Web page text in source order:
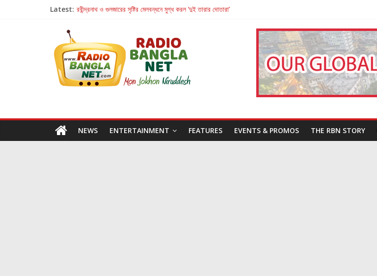
Latest: রবীন্দ্রনাথ ও গুলজারের সৃষ্টির মেলবন্ধনে মুগ্ধ করল ‘দুই তারার দোতারা’
Retribution: A Thought-Provoking Short Film That Challenges Our Understanding of Justice
হাওয়া বদলের টলিউডে ‘তুমি এলে তাই’
NEWS ENTERTAINMENT FEATURES EVENTS & PROMOS THE RBN STORY